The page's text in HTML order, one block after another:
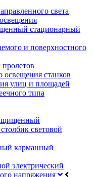
света
стационарный
и поверхностного
освещения станков
улиц и площадей
типа
световой
карманный
электрический
напряжения